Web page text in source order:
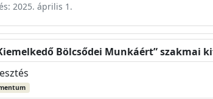
2025. április 1.
Bölcsődei Munkáért” szakmai